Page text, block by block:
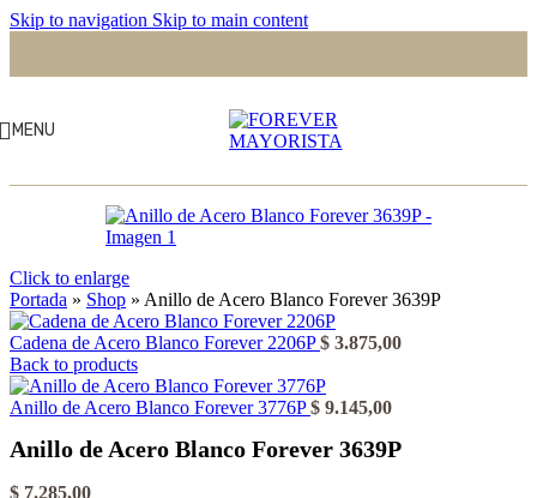
Skip to navigation Skip to main content
MENU
Click to enlarge
Portada » Shop » Anillo de Acero Blanco Forever 3639P
Cadena de Acero Blanco Forever 2206P$ 3.875,00
Back to products
Anillo de Acero Blanco Forever 3776P$ 9.145,00
Anillo de Acero Blanco Forever 3639P
$ 7.285,00